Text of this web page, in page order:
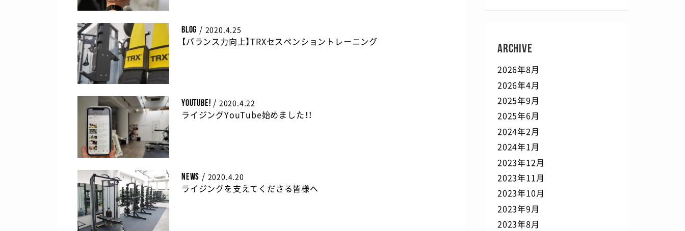
BLOG / 2020.4.25
【バランス力向上】TRXセスペンショントレーニング
youtube! / 2020.4.22
ライジングYouTube始めました！！
NEWS / 2020.4.20
ライジングを支えてくださる皆様へ
ARCHIVE
2026年8月
2026年4月
2025年9月
2025年6月
2024年2月
2024年1月
2023年12月
2023年11月
2023年10月
2023年9月
2023年8月